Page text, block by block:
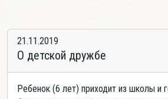
21.11.2019
О детской дружбе
Ребенок (6 лет) приходит из школы и